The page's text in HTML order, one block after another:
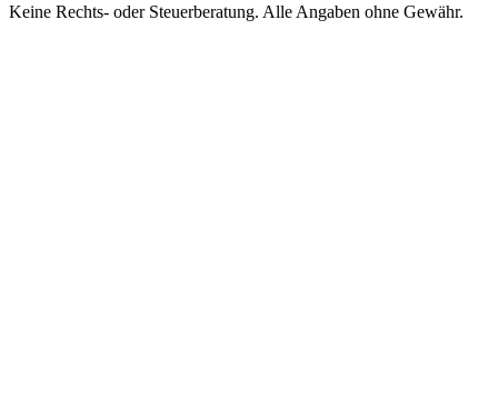
Keine Rechts- oder Steuerberatung. Alle Angaben ohne Gewähr.